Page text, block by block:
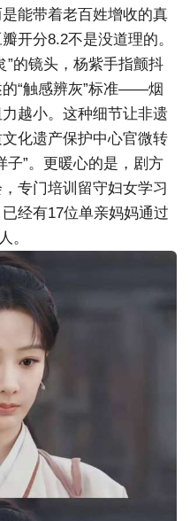
能带着老百姓增收的真
分8.2不是没道理的。
”的镜头，杨紫手指颤抖
的“触感辨灰”标准——烟
越小。这种细节让非遗
化遗产保护中心官微转
子”。更暖心的是，剧方
专门培训留守妇女学习
经有17位单亲妈妈通过
。